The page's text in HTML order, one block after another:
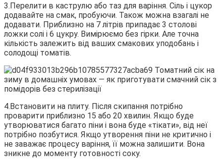
3.Перелити в каструлю або таз для варіння. Сіль і цукор
додавайте на смак, пробуючи. Також можна взагалі не
додавати. Приблизно на 7 літрів припадає 3 столові
ложки солі і 6 цукру. Вимірюємо без гірки. Але точна
кількість залежить від ваших смакових уподобань і
солодощі томатів.
4.Встановити на плиту. Після скипання потрібно
проварити приблизно 15 або 20 хвилин. Якщо буде
утворюватися багато піни і вона буде «тікати», від неї
потрібно позбутися. Якщо утворення піни не критично і
не заважає процесу варіння, її можна залишити. Вона
зникне до моменту готовності соку.